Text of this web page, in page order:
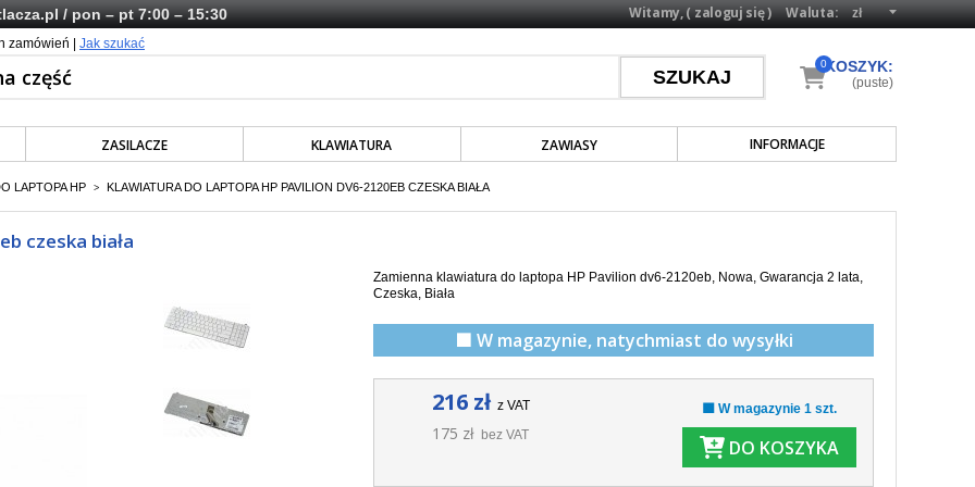
/ pon – pt 7:00 – 15:30 Waluta:
Witamy, (zaloguj się)
zamówień | Jak szukać
ZASILACZE KLAWIATURA ZAWIASY INFORMACJE
KOSZYK:
0
(puste)
LAPTOPA HP > KLAWIATURA DO LAPTOPA HP PAVILION DV6-2120EB CZESKA BIAŁA
czeska biała
Zamienna klawiatura do laptopa HP Pavilion dv6-2120eb, Nowa, Gwarancja 2 lata,
Czeska, Biała
🟩 W magazynie, natychmiast do wysyłki
216 zł z VAT
175 zł bez VAT
🟩 W magazynie 1 szt.
DO KOSZYKA